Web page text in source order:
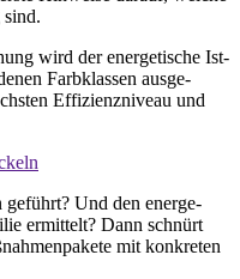
wird der energe­tische Ist-
Farb­klassen ausge­
Effizienz­niveau und
geführt? Und den energe­
ermittelt? Dann schnürt
mit konkreten